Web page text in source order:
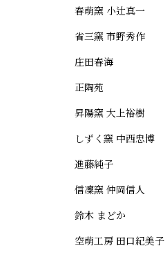
春萌窯 小辻真一
省三窯 市野秀作
庄田春海
正陶苑
昇陽窯 大上裕樹
しずく窯 中西忠博
進藤純子
信凜窯 仲岡信人
鈴木 まどか
空萌工房 田口紀美子